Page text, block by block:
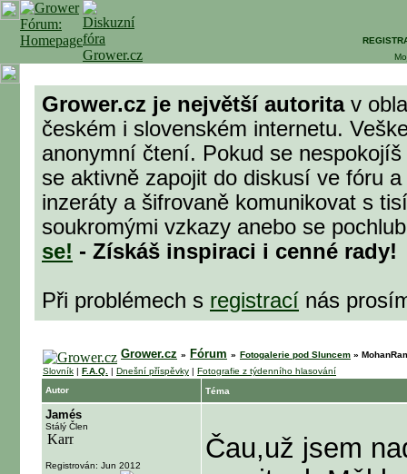
Grower.cz je největší autoritav
českém i slovenském internetu.
anonymní čtení. Pokud se
se aktivně zapojit do diskusí ve fóru
inzeráty a šifrovaně komunikovat s
soukromými vzkazy anebo se
se! - Získáš inspiraci i cenné rady!
Při problémech s registrací nás
Grower.cz » Fórum » Fotogalerie pod Sluncem »
Slovník | F.A.Q. | Dnešní příspěvky | Fotografie z týdenního hlasování
Autor
Téma
Jamés
Stálý Člen
Registrován: Jun 2012
Čau,už jsem